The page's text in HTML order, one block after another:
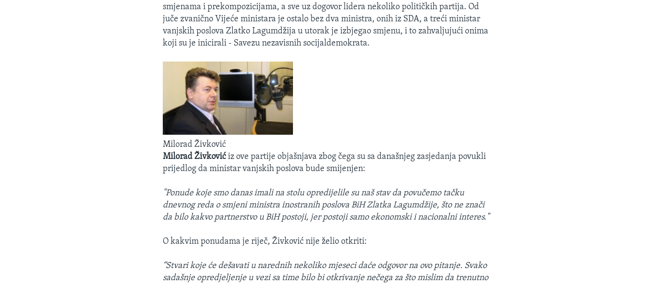
smjenama i prekompozicijama, a sve uz dogovor lidera nekoliko političkih partija. Od
juče zvanično Vijeće ministara je ostalo bez dva ministra, onih iz SDA, a treći ministar
vanjskih poslova Zlatko Lagumdžija u utorak je izbjegao smjenu, i to zahvaljujući onima
koji su je inicirali - Savezu nezavisnih socijaldemokrata.
Milorad Živković
Milorad Živkovićiz ove partije objašnjava zbog čega su sa današnjeg zasjedanja povukli
prijedlog da ministar vanjskih poslova bude smijenjen:
"Ponude koje smo danas imali na stolu opredijelile su naš stav da povučemo tačku
dnevnog reda o smjeni ministra inostranih poslova BiH Zlatka Lagumdžije, što ne znači
da bilo kakvo partnerstvo u BiH postoji, jer postoji samo ekonomski i nacionalni interes."
O kakvim ponudama je riječ, Živković nije želio otkriti:
“Stvari koje će dešavati u narednih nekoliko mjeseci daće odgovor na ovo pitanje. Svako
sadašnje opredjeljenje u vezi sa time bilo bi otkrivanje nečega za što mislim da trenutno